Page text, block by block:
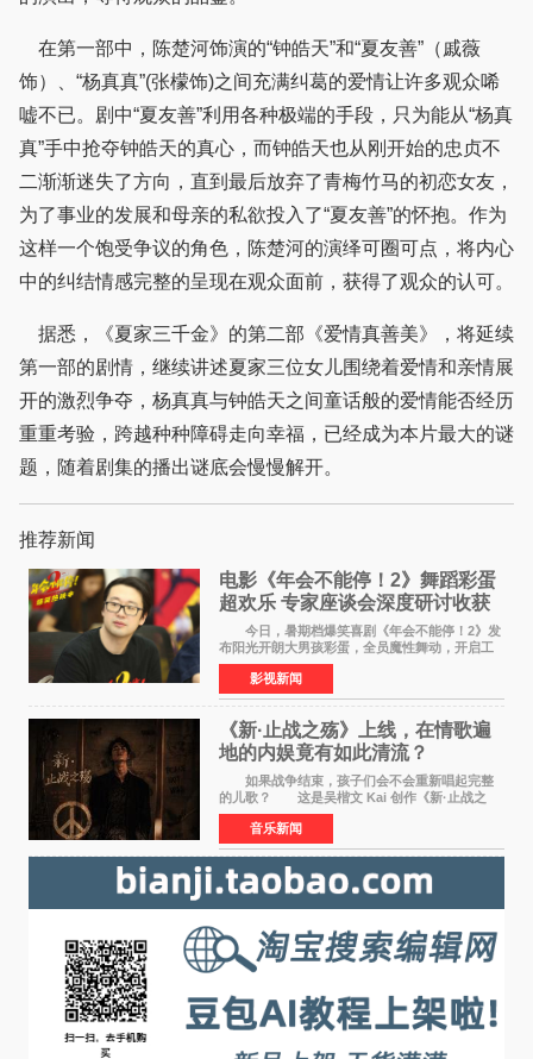
在第一部中，陈楚河饰演的“钟皓天”和“夏友善”（戚薇
饰）、“杨真真”(张檬饰)之间充满纠葛的爱情让许多观众唏
嘘不已。剧中“夏友善”利用各种极端的手段，只为能从“杨真
真”手中抢夺钟皓天的真心，而钟皓天也从刚开始的忠贞不
二渐渐迷失了方向，直到最后放弃了青梅竹马的初恋女友，
为了事业的发展和母亲的私欲投入了“夏友善”的怀抱。作为
这样一个饱受争议的角色，陈楚河的演绎可圈可点，将内心
中的纠结情感完整的呈现在观众面前，获得了观众的认可。
据悉，《夏家三千金》的第二部《爱情真善美》，将延续
第一部的剧情，继续讲述夏家三位女儿围绕着爱情和亲情展
开的激烈争夺，杨真真与钟皓天之间童话般的爱情能否经历
重重考验，跨越种种障碍走向幸福，已经成为本片最大的谜
题，随着剧集的播出谜底会慢慢解开。
推荐新闻
电影《年会不能停！2》舞蹈彩蛋
超欢乐 专家座谈会深度研讨收获
满满
今日，暑期档爆笑喜剧《年会不能停！2》发
布阳光开朗大男孩彩蛋，全员魔性舞动，开启工
位狂欢模式。影片于昨日同步举办专家座谈会，
导演董润年、总制片人应萝佳出席现场，与一众
业内、学界专家
影视新闻
《新·止战之殇》上线，在情歌遍
地的内娱竟有如此清流？
如果战争结束，孩子们会不会重新唱起完整
的儿歌？ 这是吴楷文 Kai 创作《新·止战之
殇》时最初的想法。 从伊朗相关冲突引发的
地区局势，到世界各地仍在发生的动荡与不安，
战争从来不只
音乐新闻